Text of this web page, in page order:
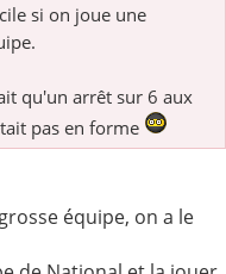
si on joue une
qu'un arrêt sur 6 aux
pas en forme
équipe, on a le